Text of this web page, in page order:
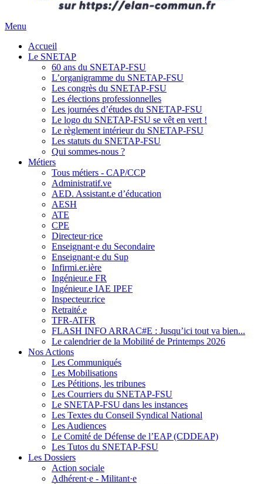
Menu
Accueil
Le SNETAP
60 ans du SNETAP-FSU
L’organigramme du SNETAP-FSU
Les congrès du SNETAP-FSU
Les élections professionnelles
Les journées d’études du SNETAP-FSU
Le logo du SNETAP-FSU se vêt en vert !
Le règlement intérieur du SNETAP-FSU
Les statuts du SNETAP-FSU
Qui sommes-nous ?
Métiers
Tous métiers - CAP/CCP
Administratif.ve
AED. Assistant.e d’éducation
AESH
ATE
CPE
Directeur·rice
Enseignant·e du Secondaire
Enseignant·e du Sup
Infirmi.er.ière
Ingénieur.e FR
Ingénieur.e IAE IPEF
Inspecteur.rice
Retraité.e
TFR-ATFR
FLASH INFO ARRAC#E : Jusqu’ici tout va bien...
Le calendrier de la Mobilité de Printemps 2026
Nos Actions
Les Communiqués
Les Mobilisations
Les Pétitions, les tribunes
Les Courriers du SNETAP-FSU
Le SNETAP-FSU dans les instances
Les Textes du Conseil Syndical National
Les Audiences
Le Comité de Défense de l’EAP (CDDEAP)
Les Tutos du SNETAP-FSU
Les Dossiers
Action sociale
Adhérent·e - Militant·e